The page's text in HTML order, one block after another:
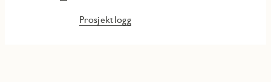
Prosjektlogg